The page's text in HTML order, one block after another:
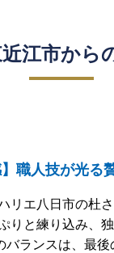
江市から
職人技が光る
リエ八日市の杜
りと練り込み、
ランスは、最